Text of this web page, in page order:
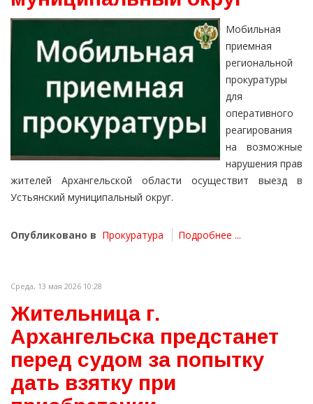
Мобильная
приемная
региональной
прокуратуры
для
оперативного
реагирования
на возможные
нарушения прав
жителей Архангельской области осуществит выезд в
Устьянский муниципальный округ.
Опубликовано в Прокуратура Подробнее ...
Среда, 13 мая 2026 10:28
Жительница г.
Архангельска предстанет
перед судом за попытку
дать взятку при